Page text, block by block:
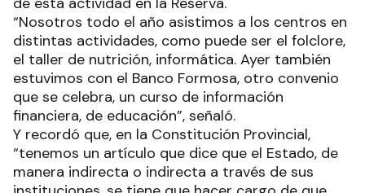
“Nosotros todo el año asistimos a los centros en
distintas actividades, como puede ser el folclore,
el taller de nutrición, informática. Ayer también
estuvimos con el Banco Formosa, otro convenio
que se celebra, un curso de información
financiera, de educación”, señaló.
Y recordó que, en la Constitución Provincial,
“tenemos un artículo que dice que el Estado, de
manera indirecta o indirecta a través de sus